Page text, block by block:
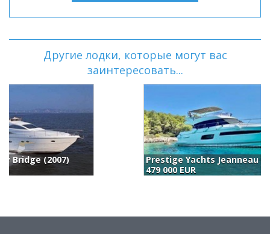
Другие лодки, которые могут вас
заинтересовать...
Prestige Yachts Jeanneau Prestige 550 (2014)